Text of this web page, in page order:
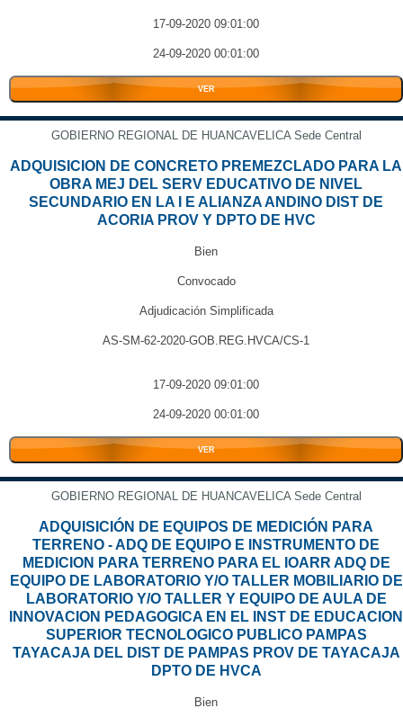
17-09-2020 09:01:00
24-09-2020 00:01:00
VER
GOBIERNO REGIONAL DE HUANCAVELICA Sede Central
ADQUISICION DE CONCRETO PREMEZCLADO PARA LA
OBRA MEJ DEL SERV EDUCATIVO DE NIVEL
SECUNDARIO EN LA I E ALIANZA ANDINO DIST DE
ACORIA PROV Y DPTO DE HVC
Bien
Convocado
Adjudicación Simplificada
AS-SM-62-2020-GOB.REG.HVCA/CS-1
17-09-2020 09:01:00
24-09-2020 00:01:00
VER
GOBIERNO REGIONAL DE HUANCAVELICA Sede Central
ADQUISICIÓN DE EQUIPOS DE MEDICIÓN PARA
TERRENO - ADQ DE EQUIPO E INSTRUMENTO DE
MEDICION PARA TERRENO PARA EL IOARR ADQ DE
EQUIPO DE LABORATORIO Y/O TALLER MOBILIARIO DE
LABORATORIO Y/O TALLER Y EQUIPO DE AULA DE
INNOVACION PEDAGOGICA EN EL INST DE EDUCACION
SUPERIOR TECNOLOGICO PUBLICO PAMPAS
TAYACAJA DEL DIST DE PAMPAS PROV DE TAYACAJA
DPTO DE HVCA
Bien